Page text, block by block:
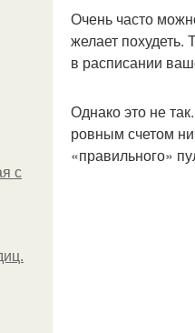
с
Очень часто
желает похудеть.
в расписании
Однако это не
ровным счетом
«правильного»